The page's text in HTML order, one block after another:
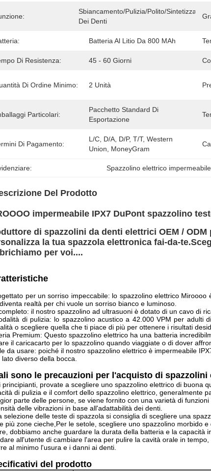
Sbiancamento/pulizia/polito/sintetizzazione
Dei Denti
Batteria Al Litio Da 800 MAh
Di Resistenza: 45 - 60 Giorni
Di Ordine Minimo: 2 Unità
Particolari:
Pacchetto Standard Di
Esportazione
Di Pagamento:
L/C, D/A, D/P, T/T, Western
Union, MoneyGram
Spazzolino elettrico
Del Prodotto
impermeabile IPX7 DuPont spazzolino
di spazzolini da denti elettrici OEM /
la tua spazzola elettronica fai-da-te.
per voi....
per un sorriso impeccabile: lo spazzolino elettrico
realtà per chi vuole un sorriso bianco e luminoso.
il nostro spazzolino ad ultrasuoni è dotato di un cavo di
di pulizia: lo spazzolino acustico a 42.000 VPM per adulti
o scegliere quella che ti piace di più per ottenere i risultati
Premium: Questo spazzolino elettrico ha una batteria
il caricacarto per lo spazzolino quando viaggiate o di dover
da usare: poiché il nostro spazzolino elettrico è impermeabile
diverso della bocca.
sono le precauzioni per l'acquisto di spazzolini
principianti, provate a scegliere uno spazzolino elettrico di buona
di pulizia e il comfort dello spazzolino elettrico, generalmente
parte delle persone, se viene fornito con una varietà di
delle vibrazioni in base all'adattabilità dei denti.
selezione delle teste di spazzola si consiglia di scegliere una
più zone cieche,Per le setole, scegliere uno spazzolino morbido
dobbiamo anche guardare la durata della batteria e la
all'utente di cambiare l'area per pulire la cavità orale in
al minimo l'usura e i danni ai denti.
del prodotto